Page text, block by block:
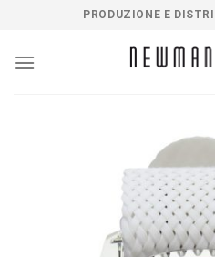
contenuti
PRODUZIONE E